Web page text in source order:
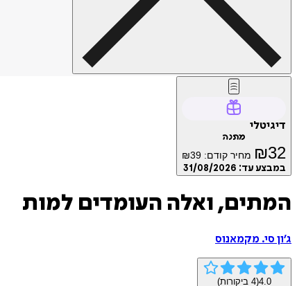
דיגיטלי
מתנה
₪32 מחיר קודם: ₪39
במבצע עד: 31/08/2026
המתים, ואלה העומדים למות
ג’ון סי. מקמאנוס
4.0
(
4 ביקורות)